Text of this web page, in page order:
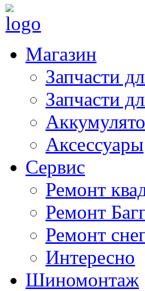
Магазин
Запчасти
Запчасти
Аксессуары
Сервис
Ремонт
Ремонт
Ремонт
Интересно
Шиномонтаж